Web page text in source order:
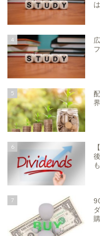
4
5
6
7